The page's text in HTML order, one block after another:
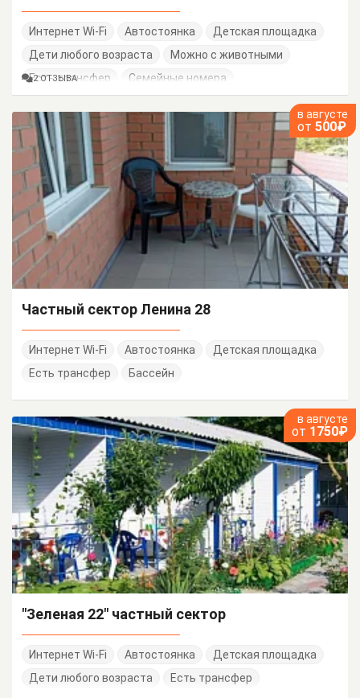
Интернет Wi-Fi Автостоянка
Детская площадка
Дети любого возраста
Можно с животными
Есть трансфер
Семейные номера
2 ОТЗЫВА
в августе
от 500₽
Частный сектор Ленина 28
Интернет Wi-Fi Автостоянка
Детская площадка
Есть трансфер
Бассейн
в августе
от 1750₽
"Зеленая 22" частный сектор
Интернет Wi-Fi Автостоянка
Детская площадка
Дети любого возраста
Есть трансфер